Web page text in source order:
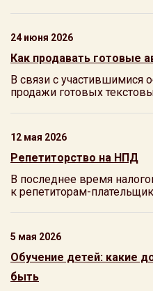
24 июня 2026
Как продавать готовые
В связи с участившимися
продажи готовых
12 мая 2026
Репетиторство на НПД
В последнее время
к репетиторам-
5 мая 2026
Обучение детей: какие
быть